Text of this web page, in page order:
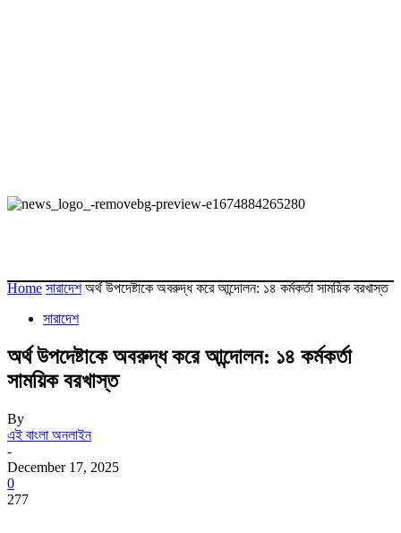
Home সারাদেশ অর্থ উপদেষ্টাকে অবরুদ্ধ করে আন্দোলন: ১৪ কর্মকর্তা সাময়িক বরখাস্ত
সারাদেশ
অর্থ উপদেষ্টাকে অবরুদ্ধ করে আন্দোলন: ১৪ কর্মকর্তা
সাময়িক বরখাস্ত
By
এই বাংলা অনলাইন
-
December 17, 2025
0
277